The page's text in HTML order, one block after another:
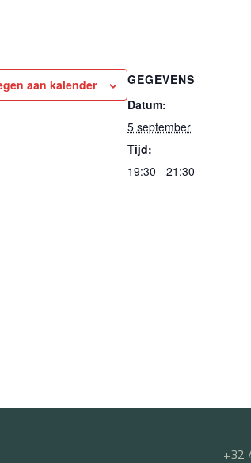
aan kalender
GEGEVENS
Datum:
5 september
Tijd:
19:30 - 21:30
+32